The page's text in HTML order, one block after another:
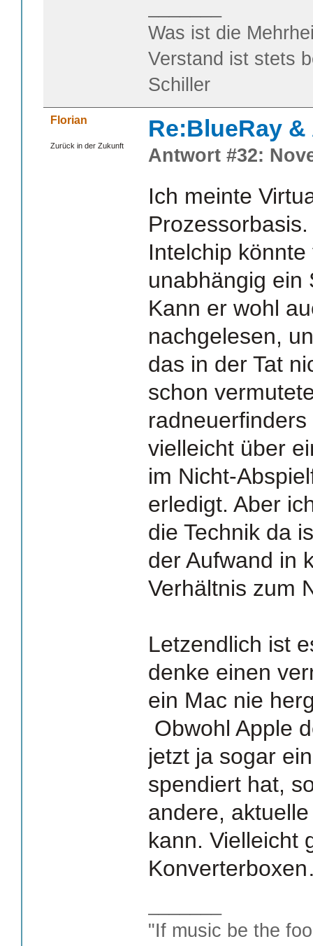
Was ist die
Verstand ist stets
Schiller
Florian
Zurück in der Zukunft
Re:BlueRay
Antwort #32:
Ich meinte
Intelchip
unabhängig ein
Kann er wohl
nachgelesen,
das in der Tat
schon
vielleicht über
im Nicht-
erledigt. Aber
die Technik da
der Aufwand in
Verhältnis zum
Letzendlich ist
denke einen
ein Mac nie
Obwohl Apple
jetzt ja sogar
spendiert hat,
andere,
kann. Vielleicht
"If music be the